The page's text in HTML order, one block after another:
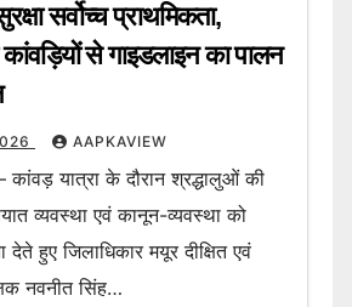
सर्वोच्च प्राथमिकता,
से गाइडलाइन का पालन
AAPKAVIEW
कांवड़ यात्रा के दौरान श्रद्धालुओं की
व्यवस्था एवं कानून-व्यवस्था को
देते हुए जिलाधिकार मयूर दीक्षित एवं
नवनीत सिंह…